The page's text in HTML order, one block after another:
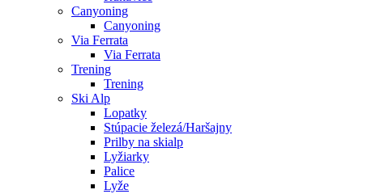
Canyoning
Canyoning
Via Ferrata
Via Ferrata
Trening
Trening
Ski Alp
Lopatky
Stúpacie železá/Haršajny
Prilby na skialp
Lyžiarky
Palice
Lyže